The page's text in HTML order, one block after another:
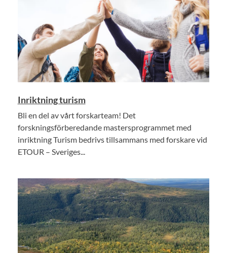
Inriktning turism
Bli en del av vårt forskarteam! Det
forskningsförberedande mastersprogrammet med
inriktning Turism bedrivs tillsammans med forskare vid
ETOUR – Sveriges...